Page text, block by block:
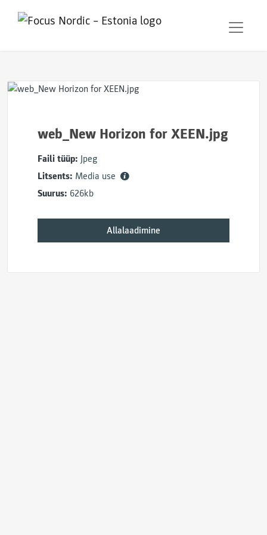
web_New Horizon for XEEN.jpg
Faili tüüp: Jpeg
Litsents: Media use
Suurus: 626kb
Allalaadimine